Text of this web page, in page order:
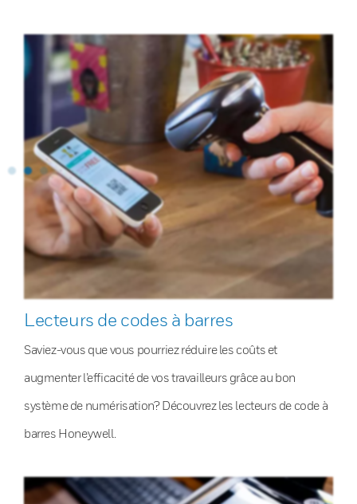
Lecteurs de codes à barres
Saviez-vous que vous pourriez réduire les coûts et
augmenter l’efficacité de vos travailleurs grâce au bon
système de numérisation? Découvrez les lecteurs de code à
barres Honeywell.